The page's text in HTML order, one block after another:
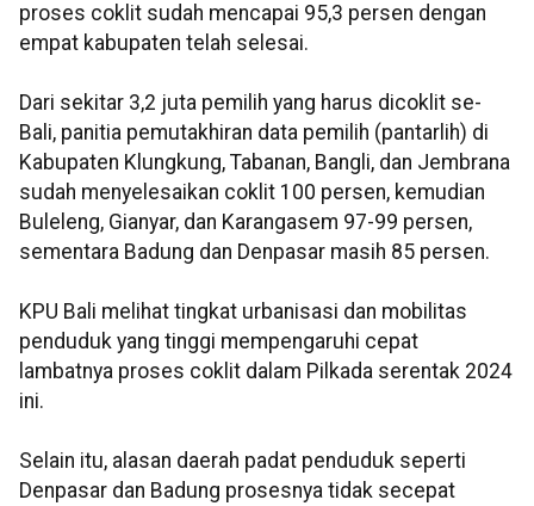
proses coklit sudah mencapai 95,3 persen dengan
empat kabupaten telah selesai.
Dari sekitar 3,2 juta pemilih yang harus dicoklit se-
Bali, panitia pemutakhiran data pemilih (pantarlih) di
Kabupaten Klungkung, Tabanan, Bangli, dan Jembrana
sudah menyelesaikan coklit 100 persen, kemudian
Buleleng, Gianyar, dan Karangasem 97-99 persen,
sementara Badung dan Denpasar masih 85 persen.
KPU Bali melihat tingkat urbanisasi dan mobilitas
penduduk yang tinggi mempengaruhi cepat
lambatnya proses coklit dalam Pilkada serentak 2024
ini.
Selain itu, alasan daerah padat penduduk seperti
Denpasar dan Badung prosesnya tidak secepat